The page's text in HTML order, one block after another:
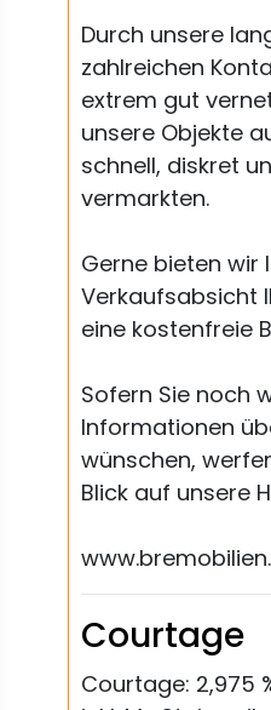
Durch unsere
zahlreichen
extrem gut
unsere Objekte
schnell, diskret
vermarkten.
Gerne bieten wir
Verkaufsabsicht
eine kostenfreie
Sofern Sie noch
Informationen
wünschen,
Blick auf unsere
Courtage
Courtage: 2,975